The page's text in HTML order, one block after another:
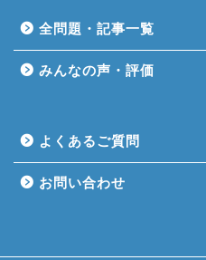
全問題・記事一覧
みんなの声・評価
よくあるご質問
お問い合わせ